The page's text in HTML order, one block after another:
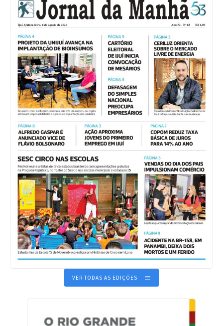
VER TODAS AS EDIÇÕES